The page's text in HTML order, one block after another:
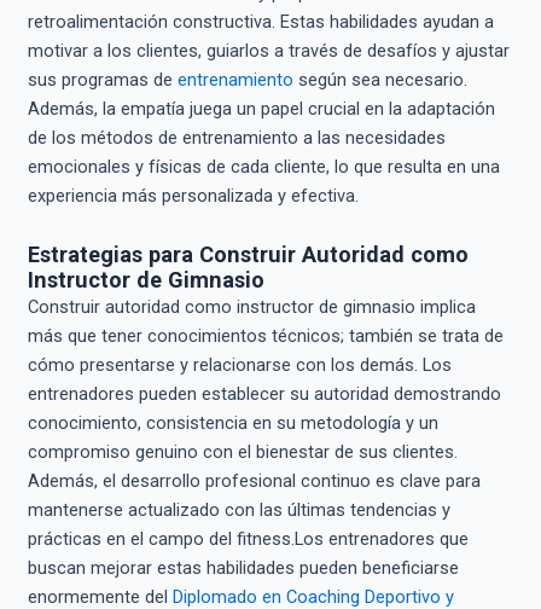
retroalimentación constructiva. Estas habilidades ayudan a
motivar a los clientes, guiarlos a través de desafíos y ajustar
sus programas de entrenamiento según sea necesario.
Además, la empatía juega un papel crucial en la adaptación
de los métodos de entrenamiento a las necesidades
emocionales y físicas de cada cliente, lo que resulta en una
experiencia más personalizada y efectiva.
Estrategias para Construir Autoridad como
Instructor de Gimnasio
Construir autoridad como instructor de gimnasio implica
más que tener conocimientos técnicos; también se trata de
cómo presentarse y relacionarse con los demás. Los
entrenadores pueden establecer su autoridad demostrando
conocimiento, consistencia en su metodología y un
compromiso genuino con el bienestar de sus clientes.
Además, el desarrollo profesional continuo es clave para
mantenerse actualizado con las últimas tendencias y
prácticas en el campo del fitness.Los entrenadores que
buscan mejorar estas habilidades pueden beneficiarse
enormemente del Diplomado en Coaching Deportivo y